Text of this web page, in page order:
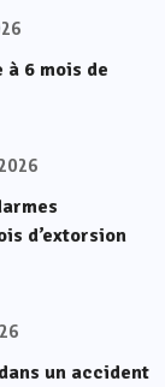
à 6 mois de
d’extorsion
un accident